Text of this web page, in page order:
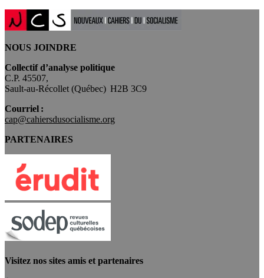
NOUS JOINDRE
Collectif d’analyse politique
C.P. 45507,
Sault-au-Récollet (Québec) H2B 3C9
Courriel :
cap@cahiersdusocialisme.org
PARTENAIRES
Visitez nos sites amis et partenaires